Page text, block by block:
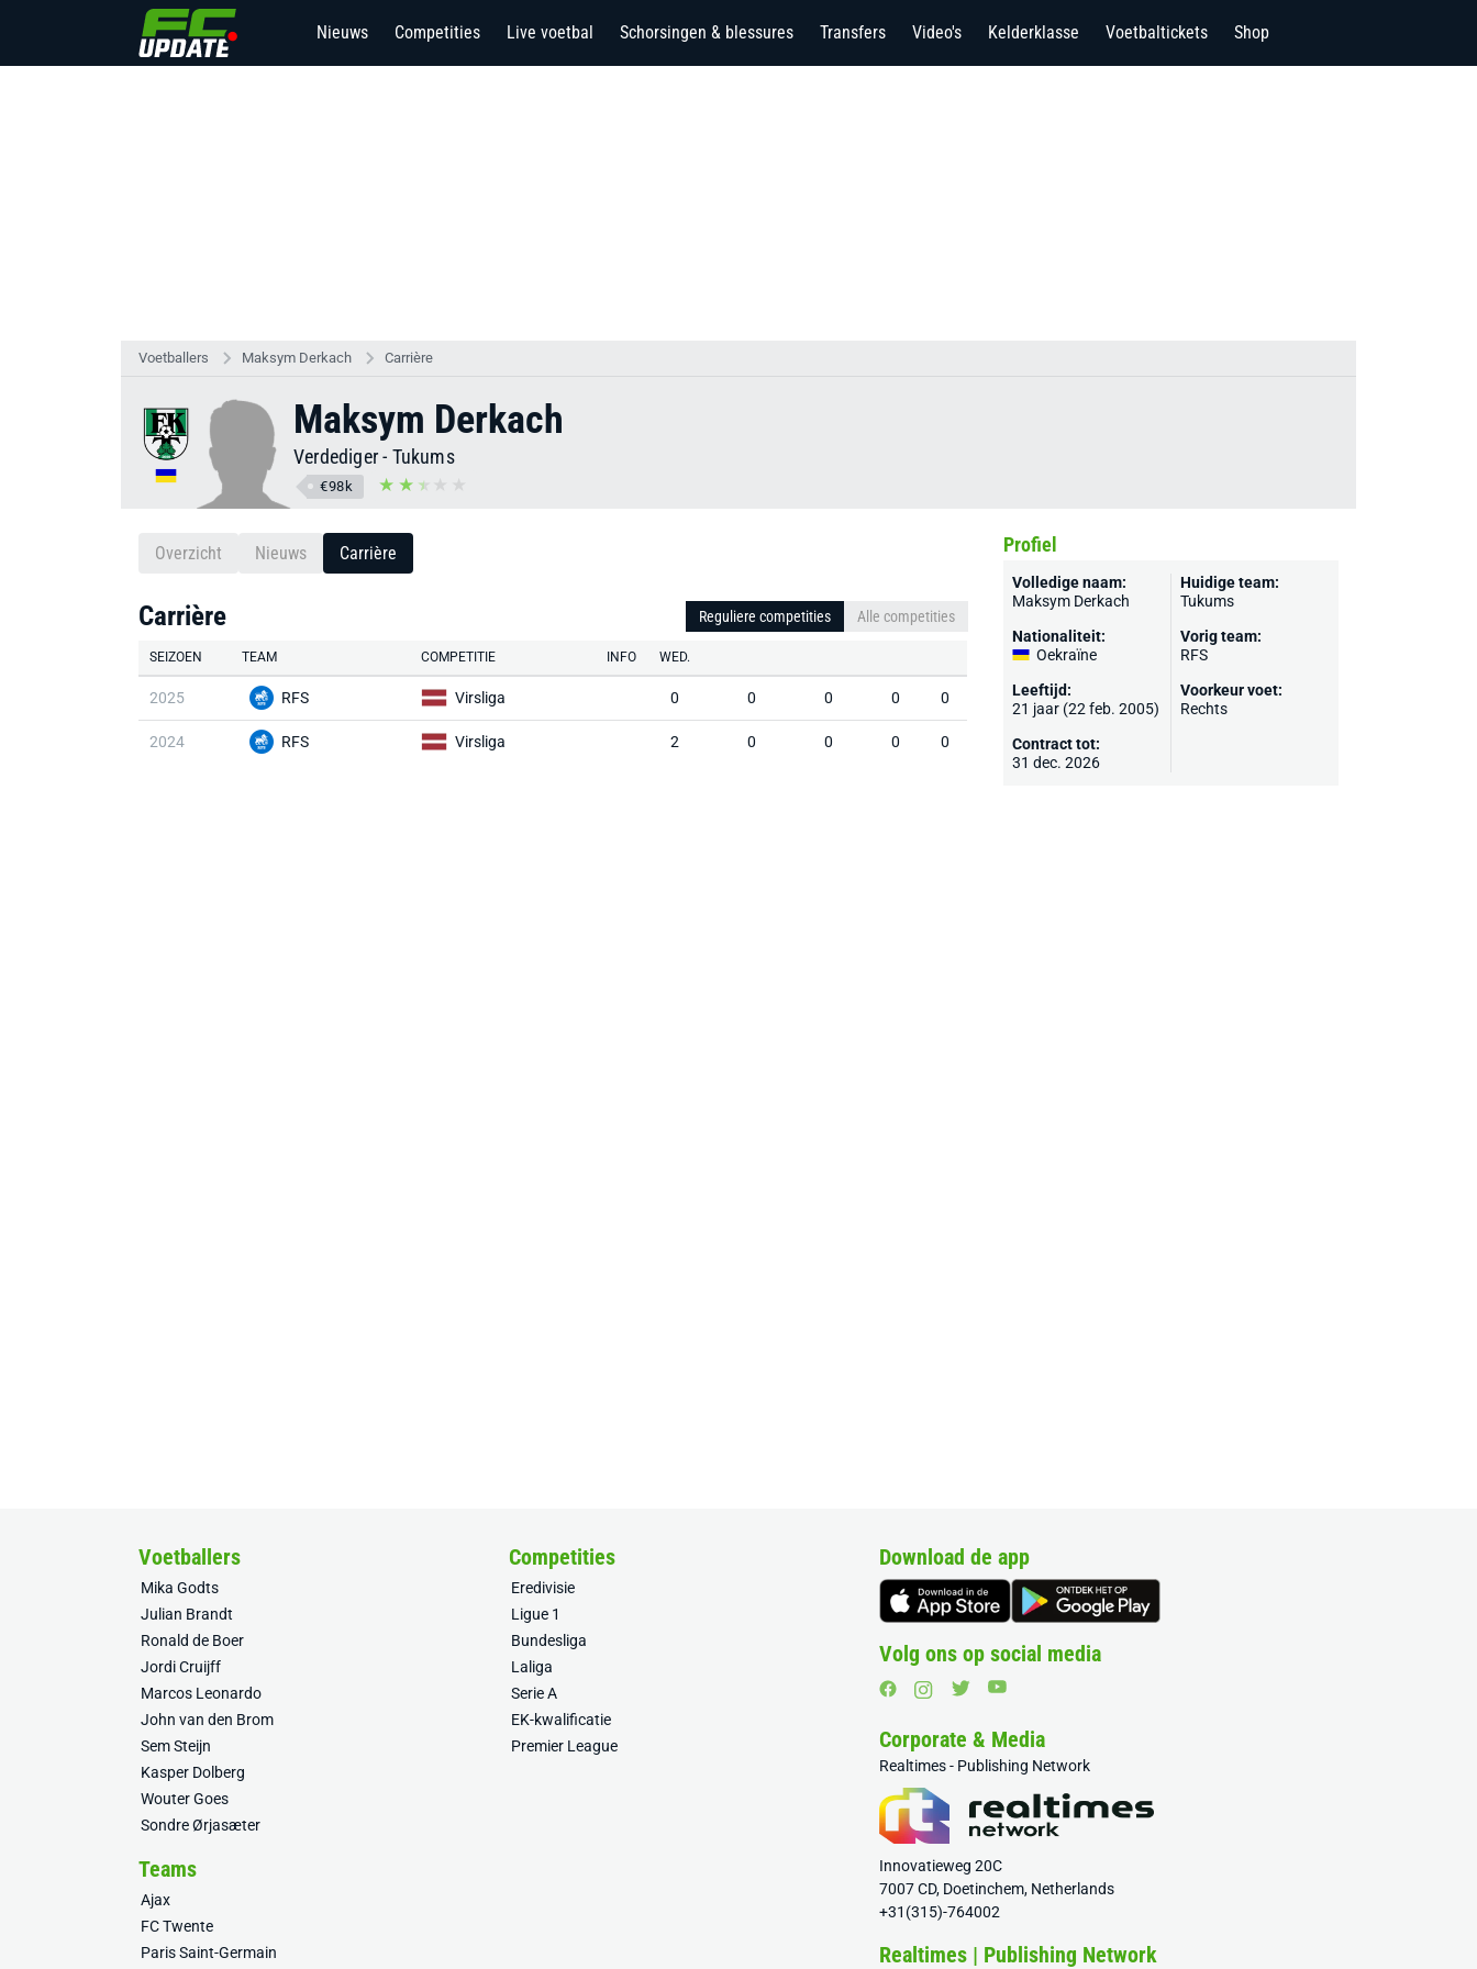
Nieuws Competities Live voetbal Schorsingen & blessures Transfers Video's Kelderklasse Voetbaltickets Shop
Voetballers Maksym Derkach Carrière
Maksym Derkach
Verdediger- Tukums
€98k
Overzicht Nieuws Carrière
Carrière Reguliere competities Alle competities
SEIZOEN TEAM COMPETITIE INFO WED.
2025 RFS Virsliga 0 0 0 0 0
2024 RFS Virsliga 2 0 0 0 0
Profiel
Volledige naam:
Maksym Derkach
Nationaliteit:
Oekraïne
Leeftijd:
21 jaar (22 feb. 2005)
Contract tot:
31 dec. 2026
Huidige team:
Tukums
Vorig team:
RFS
Voorkeur voet:
Rechts
Voetballers
Mika Godts
Julian Brandt
Ronald de Boer
Jordi Cruijff
Marcos Leonardo
John van den Brom
Sem Steijn
Kasper Dolberg
Wouter Goes
Sondre Ørjasæter
Competities
Eredivisie
Ligue 1
Bundesliga
Laliga
Serie A
EK-kwalificatie
Premier League
Teams
Ajax
FC Twente
Paris Saint-Germain
Download de app
Volg ons op social media
Corporate & Media
Realtimes - Publishing Network
Innovatieweg 20C
7007 CD, Doetinchem, Netherlands
+31(315)-764002
Realtimes | Publishing Network